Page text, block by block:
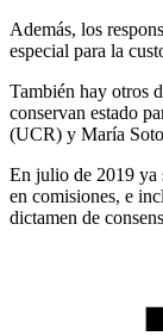
Además, los
especial para la
También hay otros
conservan estado
(UCR) y María
En julio de 2019 ya
en comisiones, e
dictamen de